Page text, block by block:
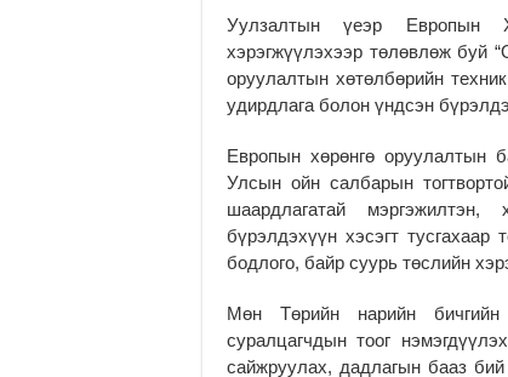
Уулзалтын үеэр Европын
хэрэгжүүлэхээр төлөвлөж буй
оруулалтын хөтөлбөрийн
удирдлага болон үндсэн
Европын хөрөнгө оруулалтын
Улсын ойн салбарын
шаардлагатай мэргэжилтэн,
бүрэлдэхүүн хэсэгт
бодлого, байр суурь төслийн
Мөн Төрийн нарийн бичгийн
суралцагчдын тоог
сайжруулах, дадлагын бааз